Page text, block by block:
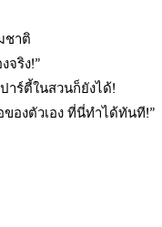
ชาติ
จริง!”
ร์ตี้ในสวนก็ยังได้!
องตัวเอง ที่นี่ทำได้ทันที!”